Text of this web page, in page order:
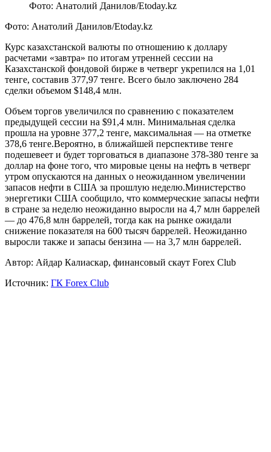
Фото: Анатолий Данилов/Etoday.kz
Фото: Анатолий Данилов/Etoday.kz
Курс казахстанской валюты по отношению к доллару
расчетами «завтра» по итогам утренней сессии на
Казахстанской фондовой бирже в четверг укрепился на 1,01
тенге, составив 377,97 тенге. Всего было заключено 284
сделки объемом $148,4 млн.
Объем торгов увеличился по сравнению с показателем
предыдущей сессии на $91,4 млн. Минимальная сделка
прошла на уровне 377,2 тенге, максимальная — на отметке
378,6 тенге.Вероятно, в ближайшей перспективе тенге
подешевеет и будет торговаться в диапазоне 378-380 тенге за
доллар на фоне того, что мировые цены на нефть в четверг
утром опускаются на данных о неожиданном увеличении
запасов нефти в США за прошлую неделю.Министерство
энергетики США сообщило, что коммерческие запасы нефти
в стране за неделю неожиданно выросли на 4,7 млн баррелей
— до 476,8 млн баррелей, тогда как на рынке ожидали
снижение показателя на 600 тысяч баррелей. Неожиданно
выросли также и запасы бензина — на 3,7 млн баррелей.
Автор: Айдар Калиаскар, финансовый скаут Forex Club
Источник: ГК Forex Club